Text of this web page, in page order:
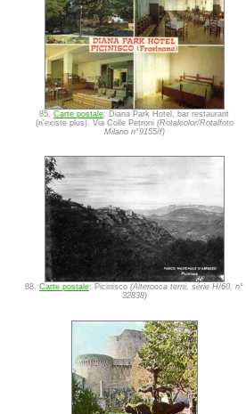
85. Carte postale: Diana Park Hotel, bar restaurant
(n'existe plus). Via Colle Petroni (Rotalcolor/Rotalfoto
Milano n°9155/f)
88. Carte postale: Picinisco (Alterocca terni, série H/60, n°
32838)